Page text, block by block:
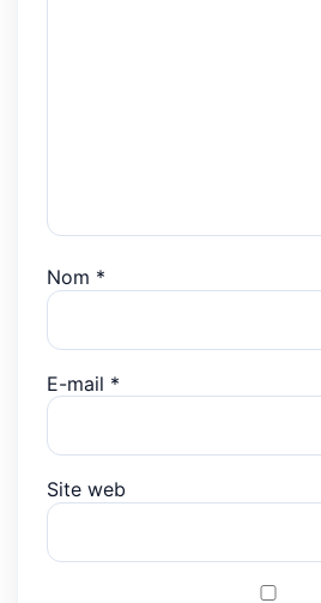
Nom *
E-mail *
Site web